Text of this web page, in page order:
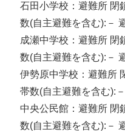
石田小学校：避難所
数(自主避難を含む):－
成瀬中学校：避難所
数(自主避難を含む):－
伊勢原中学校：避難所
帯数(自主避難を含む):
中央公民館：避難所
数(自主避難を含む):－